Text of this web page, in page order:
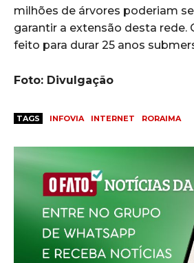
milhões de árvores poderiam
garantir a extensão desta rede.
feito para durar 25 anos
Foto: Divulgação
TAGS INFOVIA INTERNET RORAIMA